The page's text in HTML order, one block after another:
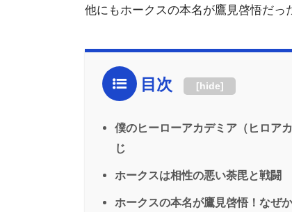
他にもホークスの本名が鷹見啓悟だっ
目次 [hide]
僕のヒーローアカデミア（ヒロア
じ
ホークスは相性の悪い荼毘と戦闘
ホークスの本名が鷹見啓悟！なぜ